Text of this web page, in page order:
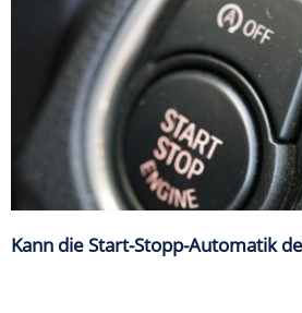
Kann die Start-Stopp-Automatik